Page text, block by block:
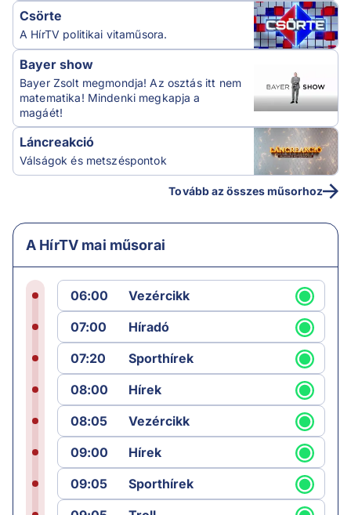
Csörte
A HírTV politikai vitaműsora.
Bayer show
Bayer Zsolt megmondja! Az osztás itt nem
matematika! Mindenki megkapja a
magáét!
Láncreakció
Válságok és metszéspontok
Tovább az összes műsorhoz
A HírTV mai műsorai
06:00
Vezércikk
07:00
Híradó
07:20
Sporthírek
08:00
Hírek
08:05
Vezércikk
09:00
Hírek
09:05
Sporthírek